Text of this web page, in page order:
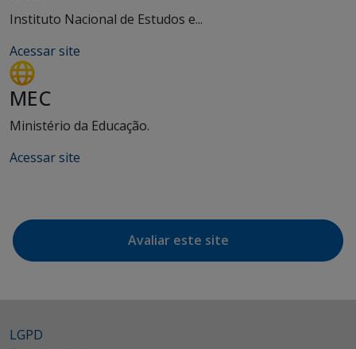
Instituto Nacional de Estudos e...
Acessar site
MEC
Ministério da Educação.
Acessar site
Avaliar este site
LGPD